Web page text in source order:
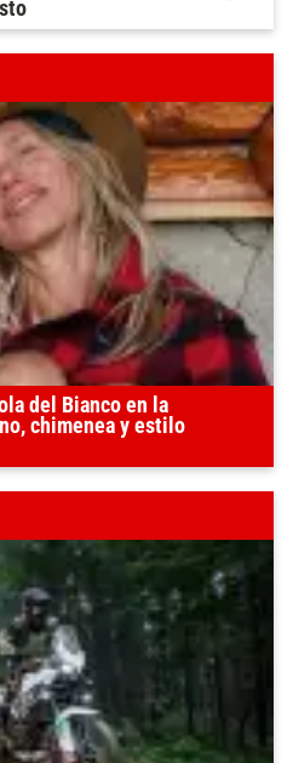
del Bianco en la
chimenea y estilo